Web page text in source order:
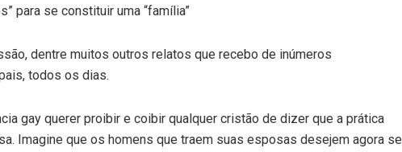
para se constituir uma “família”
dentre muitos outros relatos que recebo de inúmeros
todos os dias.
gay querer proibir e coibir qualquer cristão de dizer que a prática
Imagine que os homens que traem suas esposas desejem agora se